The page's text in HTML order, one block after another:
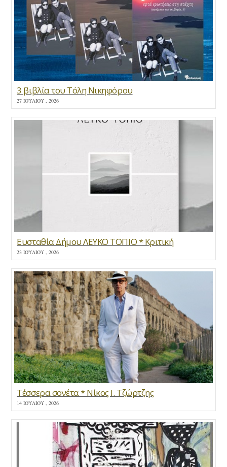
3 βιβλία του Τόλη Νικηφόρου
27 ΙΟΥΛΊΟΥ , 2026
Ευσταθία Δήμου ΛΕΥΚΟ ΤΟΠΙΟ * Κριτική
23 ΙΟΥΛΊΟΥ , 2026
Τέσσερα σονέτα * Νίκος Ι. Τζώρτζης
14 ΙΟΥΛΊΟΥ , 2026